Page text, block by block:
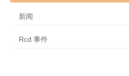
新闻
Rcd 事件